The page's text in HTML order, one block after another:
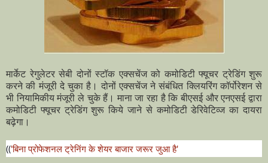
मार्केट रेगुलेटर सेबी दोनों स्टॉक एक्सचेंज को कमोडिटी फ्यूचर ट्रेडिंग शुरू
करने की मंजूरी दे चुका है। दोनों एक्सचेंज ने संबंधित क्लियरिंग कॉर्पोरेशन से
भी नियामिकीय मंजूरी ले चुके हैं। माना जा रहा है कि बीएसई और एनएसई द्वारा
कमोडिटी फ्यूचर ट्रेडिंग शुरू किये जाने से कमोडिटी डेरिवेटिव्ज का दायरा
बढ़ेगा।
(('बिना प्रोफेशनल ट्रेनिंग के शेयर बाजार जरूर जुआ है'